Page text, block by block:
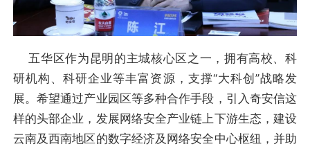
五华区作为昆明的主城核心区之一，拥有高校、科
研机构、科研企业等丰富资源，支撑“大科创”战略发
展。希望通过产业园区等多种合作手段，引入奇安信这
样的头部企业，发展网络安全产业链上下游生态，建设
云南及西南地区的数字经济及网络安全中心枢纽，并助